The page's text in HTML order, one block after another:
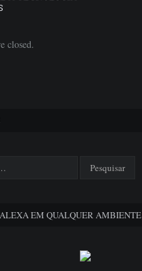
closed.
EM QUALQUER AMBIENTE